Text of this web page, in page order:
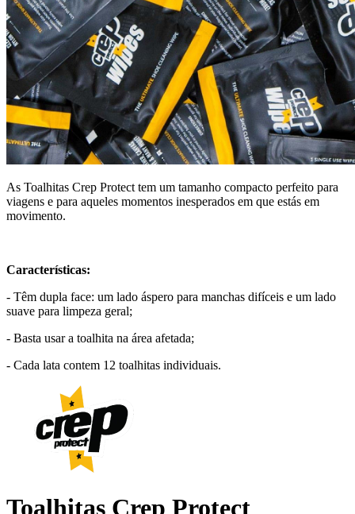
As Toalhitas Crep Protect tem um tamanho compacto perfeito para
viagens e para aqueles momentos inesperados em que estás em
movimento.
Características:
- Têm dupla face: um lado áspero para manchas difíceis e um lado
suave para limpeza geral;
- Basta usar a toalhita na área afetada;
- Cada lata contem 12 toalhitas individuais.
Toalhitas Crep Protect